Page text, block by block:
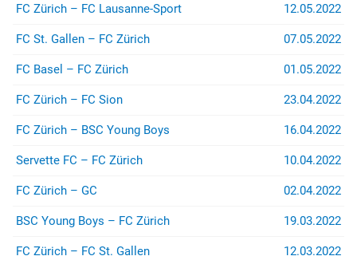
Für Spenden auf das Konto:
CH26 0900 0000 8909 2605 4
89-92605-4
Zürcher Südkurve
Rechtshilfe
FC Zürich – FC Lausanne-Sport 12.05.2022
FC St. Gallen – FC Zürich 07.05.2022
FC Basel – FC Zürich 01.05.2022
FC Zürich – FC Sion 23.04.2022
FC Zürich – BSC Young Boys 16.04.2022
Servette FC – FC Zürich 10.04.2022
FC Zürich – GC 02.04.2022
BSC Young Boys – FC Zürich 19.03.2022
FC Zürich – FC St. Gallen 12.03.2022